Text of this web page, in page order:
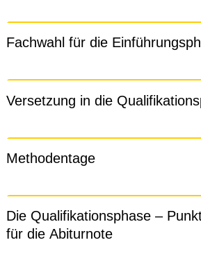
Fachwahl für die
Versetzung in die
Methodentage
Die Qualifikationsphase –
für die Abiturnote